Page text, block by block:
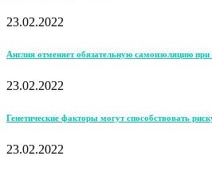
23.02.2022
Англия отменяет обязательную самоизоляцию при
23.02.2022
Генетические факторы могут способствовать
23.02.2022